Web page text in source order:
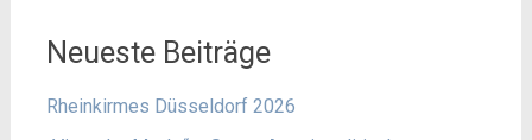
Neueste Beiträge
Rheinkirmes Düsseldorf 2026